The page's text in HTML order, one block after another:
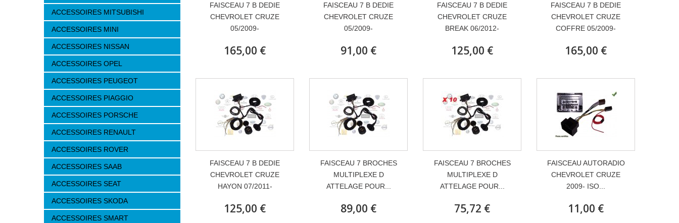
ACCESSOIRES MITSUBISHI
ACCESSOIRES MINI
ACCESSOIRES NISSAN
ACCESSOIRES OPEL
ACCESSOIRES PEUGEOT
ACCESSOIRES PIAGGIO
ACCESSOIRES PORSCHE
ACCESSOIRES RENAULT
ACCESSOIRES ROVER
ACCESSOIRES SAAB
ACCESSOIRES SEAT
ACCESSOIRES SKODA
ACCESSOIRES SMART
FAISCEAU 7 B DEDIE
CHEVROLET CRUZE
05/2009-
165,00 €
FAISCEAU 7 B DEDIE
CHEVROLET CRUZE
05/2009-
91,00 €
FAISCEAU 7 B DEDIE
CHEVROLET CRUZE
BREAK 06/2012-
125,00 €
FAISCEAU 7 B DEDIE
CHEVROLET CRUZE
COFFRE 05/2009-
165,00 €
FAISCEAU 7 B DEDIE
CHEVROLET CRUZE
HAYON 07/2011-
125,00 €
FAISCEAU 7 BROCHES
MULTIPLEXE D
ATTELAGE POUR...
89,00 €
FAISCEAU 7 BROCHES
MULTIPLEXE D
ATTELAGE POUR...
75,72 €
FAISCEAU AUTORADIO
CHEVROLET CRUZE
2009- ISO...
11,00 €